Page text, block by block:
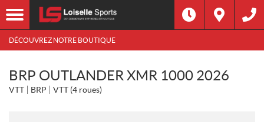
DÉCOUVREZ NOTRE BOUTIQUE
BRP OUTLANDER XMR 1000 2026
VTT BRP VTT (4 roues)